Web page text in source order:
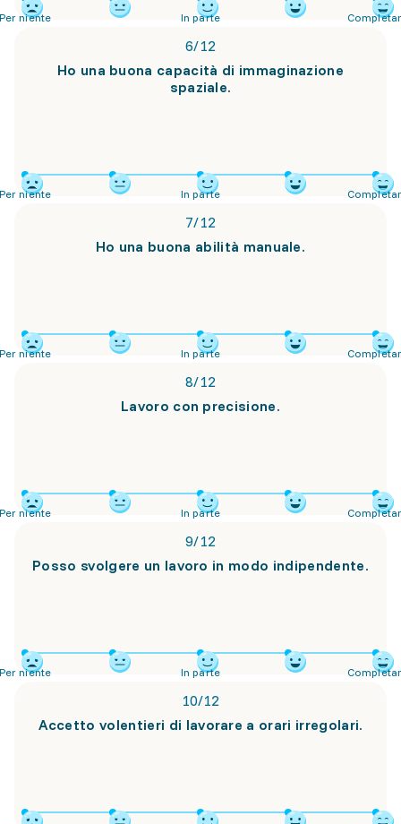
niente In parte
6/12
Ho una buona capacità di immaginazione
spaziale.
niente In parte
7/12
Ho una buona abilità manuale.
niente In parte
8/12
Lavoro con precisione.
niente In parte
9/12
Posso svolgere un lavoro in modo indipendente.
niente In parte
10/12
Accetto volentieri di lavorare a orari irregolari.